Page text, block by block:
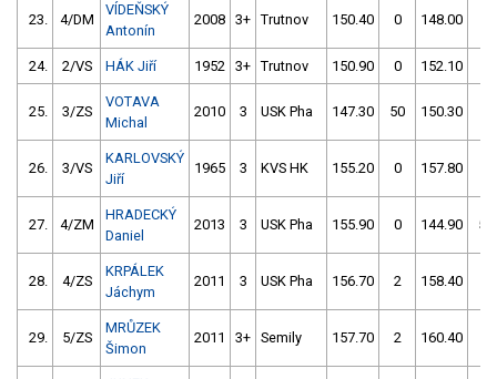
23. 4/DM
VÍDEŇSKÝ
Antonín
2008 3+ Trutnov 150.40 0 148.00
24. 2/VS HÁK Jiří 1952 3+ Trutnov 150.90 0 152.10
25. 3/ZS
VOTAVA
Michal
2010 3 USK Pha 147.30 50 150.30
26. 3/VS
KARLOVSKÝ
Jiří
1965 3 KVS HK 155.20 0 157.80
27. 4/ZM
HRADECKÝ
Daniel
2013 3 USK Pha 155.90 0 144.90 52
28. 4/ZS
KRPÁLEK
Jáchym
2011 3 USK Pha 156.70 2 158.40
29. 5/ZS
MRŮZEK
Šimon
2011 3+ Semily 157.70 2 160.40